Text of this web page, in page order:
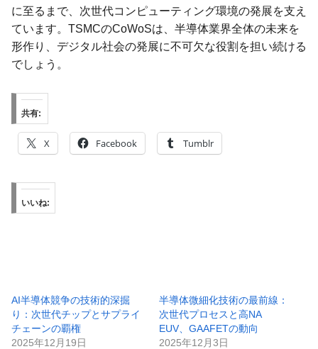
に至るまで、次世代コンピューティング環境の発展を支え
ています。TSMCのCoWoSは、半導体業界全体の未来を
形作り、デジタル社会の発展に不可欠な役割を担い続ける
でしょう。
共有:
X Facebook Tumblr
いいね:
AI半導体競争の技術的深掘
り：次世代チップとサプライ
チェーンの覇権
2025年12月19日
半導体微細化技術の最前線：
次世代プロセスと高NA
EUV、GAAFETの動向
2025年12月3日